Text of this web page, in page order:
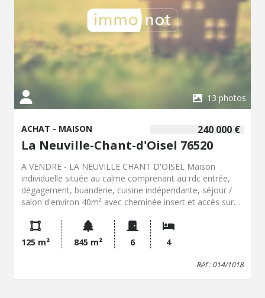
13 photos
240 000 €
ACHAT - MAISON
La Neuville-Chant-d'Oisel 76520
A VENDRE - LA NEUVILLE CHANT D'OISEL Maison
individuelle située au calme comprenant au rdc entrée,
dégagement, buanderie, cuisine indépendante, séjour /
salon d'environ 40m² avec cheminée insert et accès sur
une grande pièce palière (possibilité bureau, chambre)
distribue une salle de douche avec wc et une chambre.
Chauffage électrique. Garage, jardin clos et sans vis à vis
d'environ 845m² SES ATOUTS : VIVABLE DE PLAIN PIED,
125 m² 845 m² 6 4
Réf : 014/1018